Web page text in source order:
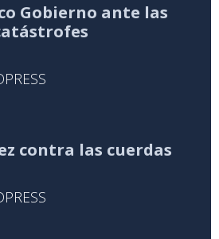
Gobierno ante las
contra las cuerdas